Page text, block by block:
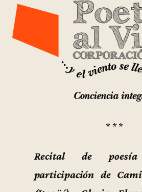
* * *
Recital de
participación de